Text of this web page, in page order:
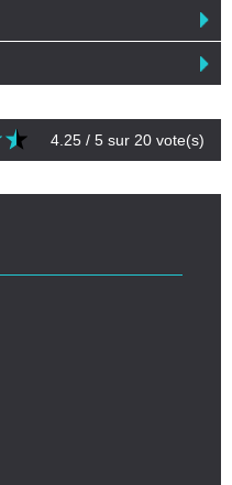
4.25 / 5 sur 20 vote(s)